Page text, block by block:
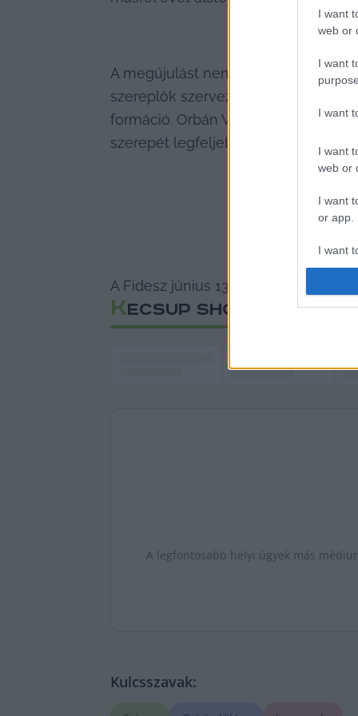
I want
web or
I want
I want
I want
web or
I want
or app.
I want
I want
A megújulást nem a pártból,
szereplők szerveznének. Ezek
formáció. Orbán Viktor állítólag
szerepét legfeljebb egy háttérből
A Fidesz június 13-án tart
KECSUP SHORTS
A legfontosabb helyi ügyek más
Kulcsszavak: